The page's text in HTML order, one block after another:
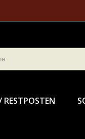
RESTPOSTEN